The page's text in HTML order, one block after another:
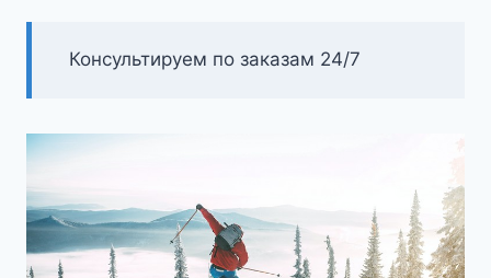
Консультируем по заказам 24/7